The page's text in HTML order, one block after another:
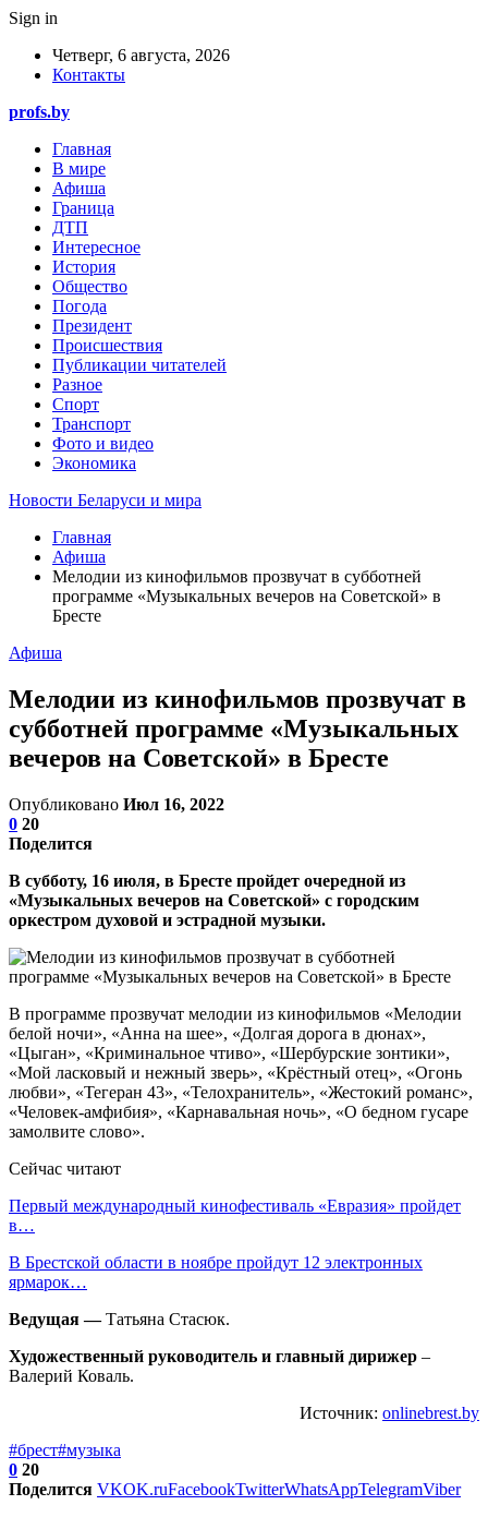
Sign in
Четверг, 6 августа, 2026
Контакты
profs.by
Главная
В мире
Афиша
Граница
ДТП
Интересное
История
Общество
Погода
Президент
Происшествия
Публикации читателей
Разное
Спорт
Транспорт
Фото и видео
Экономика
Новости Беларуси и мира
Главная
Афиша
Мелодии из кинофильмов прозвучат в субботней
программе «Музыкальных вечеров на Советской» в
Бресте
Афиша
Мелодии из кинофильмов прозвучат в
субботней программе «Музыкальных
вечеров на Советской» в Бресте
Опубликовано Июл 16, 2022
0 20
Поделится
В субботу, 16 июля, в Бресте пройдет очередной из
«Музыкальных вечеров на Советской» с городским
оркестром духовой и эстрадной музыки.
В программе прозвучат мелодии из кинофильмов «Мелодии
белой ночи», «Анна на шее», «Долгая дорога в дюнах»,
«Цыган», «Криминальное чтиво», «Шербурские зонтики»,
«Мой ласковый и нежный зверь», «Крёстный отец», «Огонь
любви», «Тегеран 43», «Телохранитель», «Жестокий романс»,
«Человек-амфибия», «Карнавальная ночь», «О бедном гусаре
замолвите слово».
Сейчас читают
Первый международный кинофестиваль «Евразия» пройдет
в…
В Брестской области в ноябре пройдут 12 электронных
ярмарок…
Ведущая —Татьяна Стасюк.
Художественный руководитель и главный дирижер –
Валерий Коваль.
Источник: onlinebrest.by
#брест#музыка
0 20
Поделится VKOK.ruFacebookTwitterWhatsAppTelegramViber